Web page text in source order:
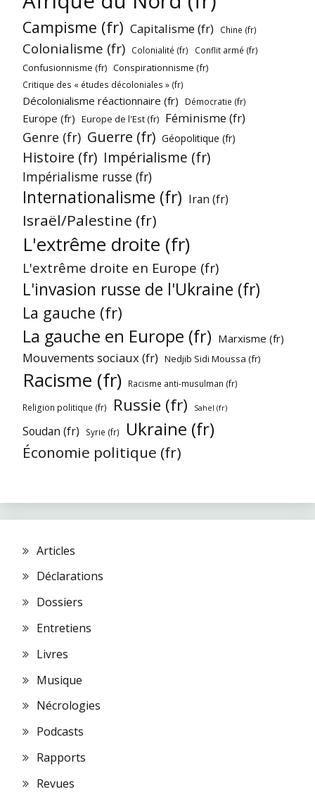
Campisme (fr) Capitalisme (fr) Chine (fr)
Colonialisme (fr) Colonialité (fr) Conflit armé (fr)
Confusionnisme (fr) Conspirationnisme (fr)
Critique des « études décoloniales » (fr)
Décolonialisme réactionnaire (fr) Démocratie (fr)
Europe (fr) Europe de l'Est (fr) Féminisme (fr)
Genre (fr) Guerre (fr) Géopolitique (fr)
Histoire (fr) Impérialisme (fr)
Impérialisme russe (fr)
Internationalisme (fr) Iran (fr)
Israël/Palestine (fr)
L'extrême droite (fr)
L'extrême droite en Europe (fr)
L'invasion russe de l'Ukraine (fr)
La gauche (fr)
La gauche en Europe (fr) Marxisme (fr)
Mouvements sociaux (fr) Nedjib Sidi Moussa (fr)
Racisme (fr) Racisme anti-musulman (fr)
Religion politique (fr) Russie (fr) Sahel (fr)
Soudan (fr) Syrie (fr) Ukraine (fr)
Économie politique (fr)
Articles
Déclarations
Dossiers
Entretiens
Livres
Musique
Nécrologies
Podcasts
Rapports
Revues